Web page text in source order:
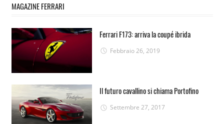
MAGAZINE FERRARI
Ferrari F173: arriva la coupé ibrida
Febbraio 26, 2019
Il futuro cavallino si chiama Portofino
Settembre 27, 2017